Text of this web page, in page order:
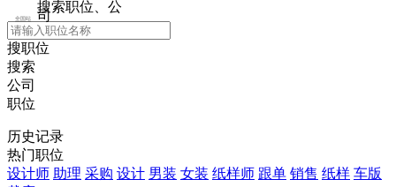
全国站
搜索职位、公
司
搜职位
搜索
公司
职位
历史记录
热门职位
设计师 助理 采购 设计 男装 女装 纸样师 跟单 销售 纸样 车版